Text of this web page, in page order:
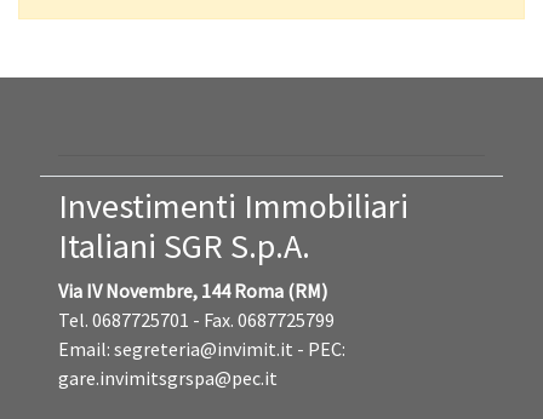
Investimenti Immobiliari
Italiani SGR S.p.A.
Via IV Novembre, 144 Roma (RM)
Tel. 0687725701 - Fax. 0687725799
Email: segreteria@invimit.it - PEC:
gare.invimitsgrspa@pec.it